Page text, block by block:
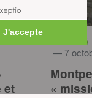
et
Actualité
— 7
«